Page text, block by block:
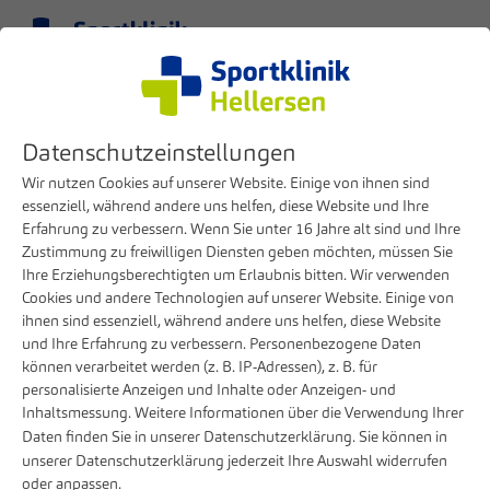
Tag
Knee prosthesis
MARCH 06, 2025
Leading technology and human expertise
combined in the robotics center at Sportklinik
Hellersen
Sportklinik Hellersen continues to innovate in orthopaedic
surgery: knee endoprosthesis operations can now be
performed using a state-of-the-art robot-assisted system
Datenschutzeinstellungen
Wir nutzen Cookies auf unserer Website. Einige von ihnen sind
essenziell, während andere uns helfen, diese Website und Ihre
Erfahrung zu verbessern. Wenn Sie unter 16 Jahre alt sind und Ihre
Zustimmung zu freiwilligen Diensten geben möchten, müssen Sie
Ihre Erziehungsberechtigten um Erlaubnis bitten. Wir verwenden
Cookies und andere Technologien auf unserer Website. Einige von
ihnen sind essenziell, während andere uns helfen, diese Website
und Ihre Erfahrung zu verbessern. Personenbezogene Daten
können verarbeitet werden (z. B. IP-Adressen), z. B. für
personalisierte Anzeigen und Inhalte oder Anzeigen- und
Inhaltsmessung. Weitere Informationen über die Verwendung Ihrer
Daten finden Sie in unserer Datenschutzerklärung. Sie können in
unserer Datenschutzerklärung jederzeit Ihre Auswahl widerrufen
oder anpassen.